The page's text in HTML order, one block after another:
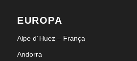
EUROPA
Alpe d´Huez – França
Andorra